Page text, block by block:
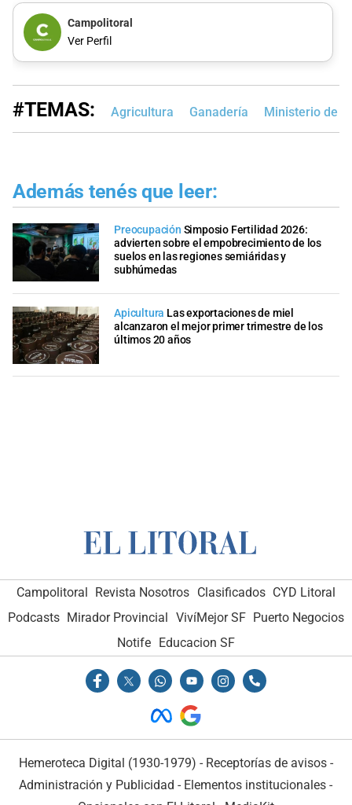
Campolitoral
Ver Perfil
#TEMAS: Agricultura Ganadería Ministerio de
Además tenés que leer:
Preocupación Simposio Fertilidad 2026:
advierten sobre el empobrecimiento de los
suelos en las regiones semiáridas y
subhúmedas
Apicultura Las exportaciones de miel
alcanzaron el mejor primer trimestre de los
últimos 20 años
Campolitoral Revista Nosotros Clasificados CYD Litoral
Podcasts Mirador Provincial VivíMejor SF Puerto Negocios
Notife Educacion SF
Hemeroteca Digital (1930-1979) - Receptorías de avisos -
Administración y Publicidad - Elementos institucionales -